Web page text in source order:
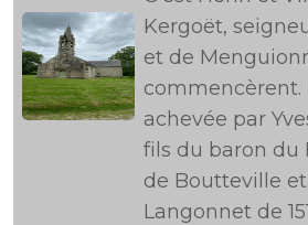
Kergoët,
et de
commencèrent.
achevée par
fils du baron du
de Boutteville
Langonnet de